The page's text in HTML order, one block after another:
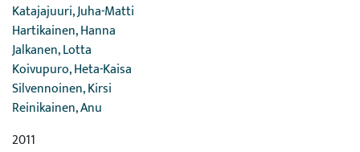
Katajajuuri, Juha-Matti
Hartikainen, Hanna
Jalkanen, Lotta
Koivupuro, Heta-Kaisa
Silvennoinen, Kirsi
Reinikainen, Anu
2011